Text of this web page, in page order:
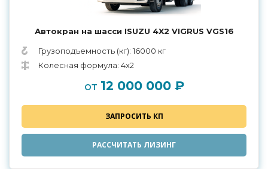
Автокран на шасси ISUZU 4X2 VIGRUS VGS16
Грузоподъемность (кг): 16000 кг
Колесная формула: 4х2
от 12 000 000 ₽
ЗАПРОСИТЬ КП
РАССЧИТАТЬ ЛИЗИНГ